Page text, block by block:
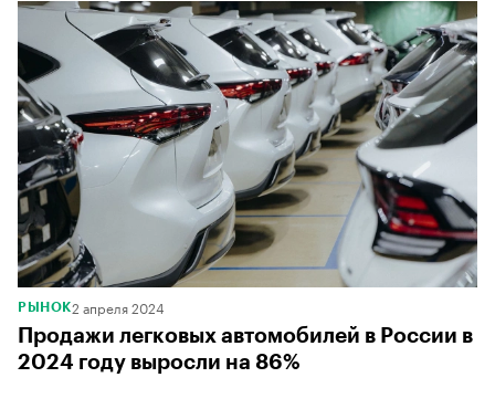
РЫНОК2 апреля 2024
Продажи легковых автомобилей в России в
2024 году выросли на 86%